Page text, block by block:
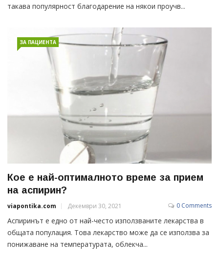
такава популярност благодарение на някои проучв...
ЗА ПАЦИЕНТА
Кое е най-оптималното време за прием
на аспирин?
viapontika.com Декември 30, 2021 0 Comments
Аспиринът е едно от най-често използваните лекарства в
общата популация. Това лекарство може да се използва за
понижаване на температурата, облекча...